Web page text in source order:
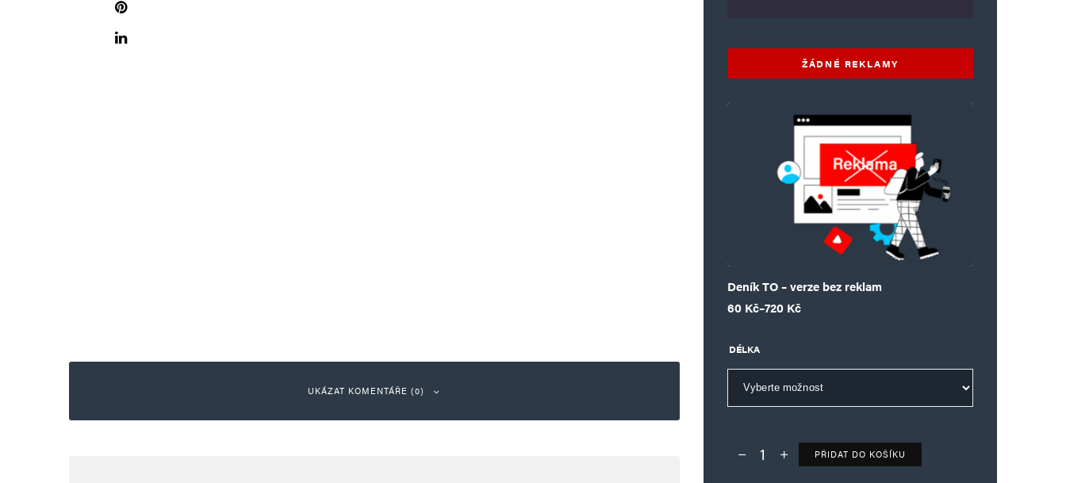
UKÁZAT KOMENTÁŘE (0)
ŽÁDNÉ REKLAMY
Deník TO – verze bez reklam
60 Kč–720 Kč
Rozpětí cen: 60 Kč až 720 Kč
DÉLKA
Deník TO – verze bez reklam množství
PŘIDAT DO KOŠÍKU